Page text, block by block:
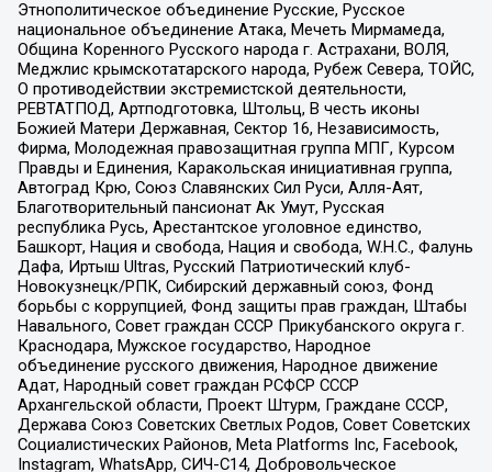
Этнополитическое объединение Русские, Русское
национальное объединение Атака, Мечеть Мирмамеда,
Община Коренного Русского народа г. Астрахани, ВОЛЯ,
Меджлис крымскотатарского народа, Рубеж Севера, ТОЙС,
О противодействии экстремистской деятельности,
РЕВТАТПОД, Артподготовка, Штольц, В честь иконы
Божией Матери Державная, Сектор 16, Независимость,
Фирма, Молодежная правозащитная группа МПГ, Курсом
Правды и Единения, Каракольская инициативная группа,
Автоград Крю, Союз Славянских Сил Руси, Алля-Аят,
Благотворительный пансионат Ак Умут, Русская
республика Русь, Арестантское уголовное единство,
Башкорт, Нация и свобода, Нация и свобода, W.H.С., Фалунь
Дафа, Иртыш Ultras, Русский Патриотический клуб-
Новокузнецк/РПК, Сибирский державный союз, Фонд
борьбы с коррупцией, Фонд защиты прав граждан, Штабы
Навального, Совет граждан СССР Прикубанского округа г.
Краснодара, Мужское государство, Народное
объединение русского движения, Народное движение
Адат, Народный совет граждан РСФСР СССР
Архангельской области, Проект Штурм, Граждане СССР,
Держава Союз Советских Светлых Родов, Совет Советских
Социалистических Районов, Meta Platforms Inc, Facebook,
Instagram, WhatsApp, СИЧ-С14, Добровольческое